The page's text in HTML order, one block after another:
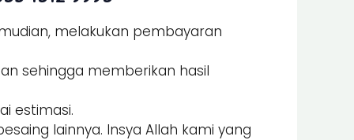
melakukan pembayaran
sehingga memberikan hasil
estimasi.
lainnya. Insya Allah kami yang